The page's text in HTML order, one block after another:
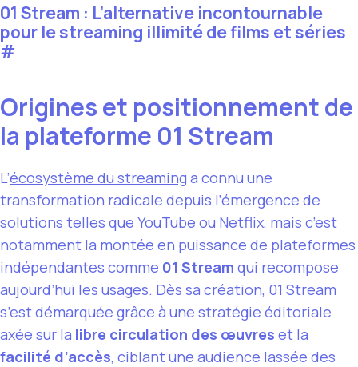
01 Stream : L’alternative incontournable
pour le streaming illimité de films et séries
#
Origines et positionnement de
la plateforme 01 Stream
L’écosystème du streaminga connu une
transformation radicale depuis l’émergence de
solutions telles que YouTube ou Netflix, mais c’est
notamment la montée en puissance de plateformes
indépendantes comme 01 Stream qui recompose
aujourd’hui les usages. Dès sa création, 01 Stream
s’est démarquée grâce à une stratégie éditoriale
axée sur la libre circulation des œuvres et la
facilité d’accès, ciblant une audience lassée des